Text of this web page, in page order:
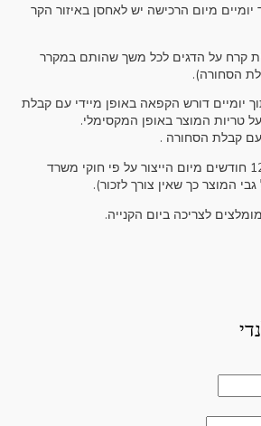
מיום הרכישה יש לאחסן באיזור הקר
קרח על הדגים לכל משך שהותם במקרר
הסחורה).
יומיים דורש הקפאה באופן מיידי עם קבלת
טריות המוצר באופן המקסימלי.
קבלת הסחורה .
דג קפוא ניתן לשימוש עד 12 חודשים מיום הייצור על פי חוקי משרד
המוצר כך שאין צורך לזכור).
לצריכה ביום הקנייה.